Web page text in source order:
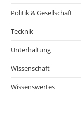
Politik & Gesellschaft
Tecknik
Unterhaltung
Wissenschaft
Wissenswertes